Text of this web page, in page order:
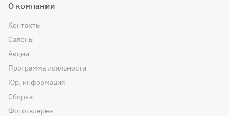
О компании
Контакты
Салоны
Акции
Программа лояльности
Юр. информация
Сборка
Фотогалерея